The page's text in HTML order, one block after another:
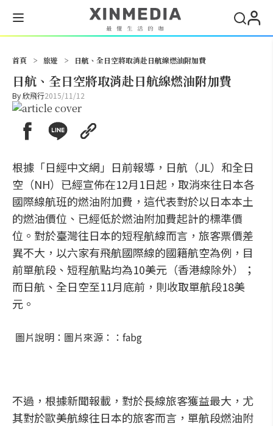
首頁 > 旅遊 > 日航、全日空將取消赴日航線燃油附加費
日航、全日空將取消赴日航線燃油附加費
By欣飛行2015/11/12
根據「日經中文網」日前報導，日航（JL）和全日
空（NH）已經宣佈在12月1日起，取消來往日本各
國際線航班的燃油附加費，這代表對於以日本本土
的燃油價位、已經低於燃油附加費起計的標準價
位。對於臺灣往日本的短程航線而言，旅客票價差
異不大，以六家有飛航國際線的國籍航空為例，目
前單航段、短程航點均為10美元（香港線除外）；
而日航、全日空至11月底前，則收取單航段18美
元。
圖片說明：圖片來源：：fabg
不過，根據新聞報載，對於長線旅客獲益最大，尤
其對於歐美航線往日本的旅客而言，單航段燃油附